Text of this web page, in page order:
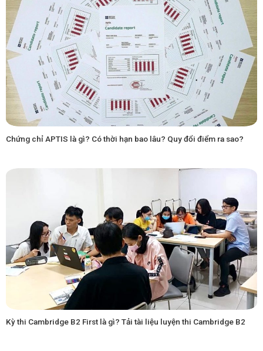
Chứng chỉ APTIS là gì? Có thời hạn bao lâu? Quy đổi điểm ra sao?
Kỳ thi Cambridge B2 First là gì? Tải tài liệu luyện thi Cambridge B2